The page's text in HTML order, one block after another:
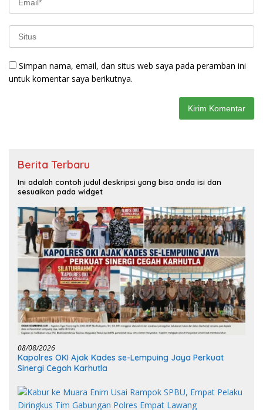
Simpan nama, email, dan situs web saya pada peramban ini
untuk komentar saya berikutnya.
Berita Terbaru
Ini adalah contoh judul deskripsi yang bisa anda isi dan
sesuaikan pada widget
08/08/2026
Kapolres OKI Ajak Kades se-Lempuing Jaya Perkuat
Sinergi Cegah Karhutla